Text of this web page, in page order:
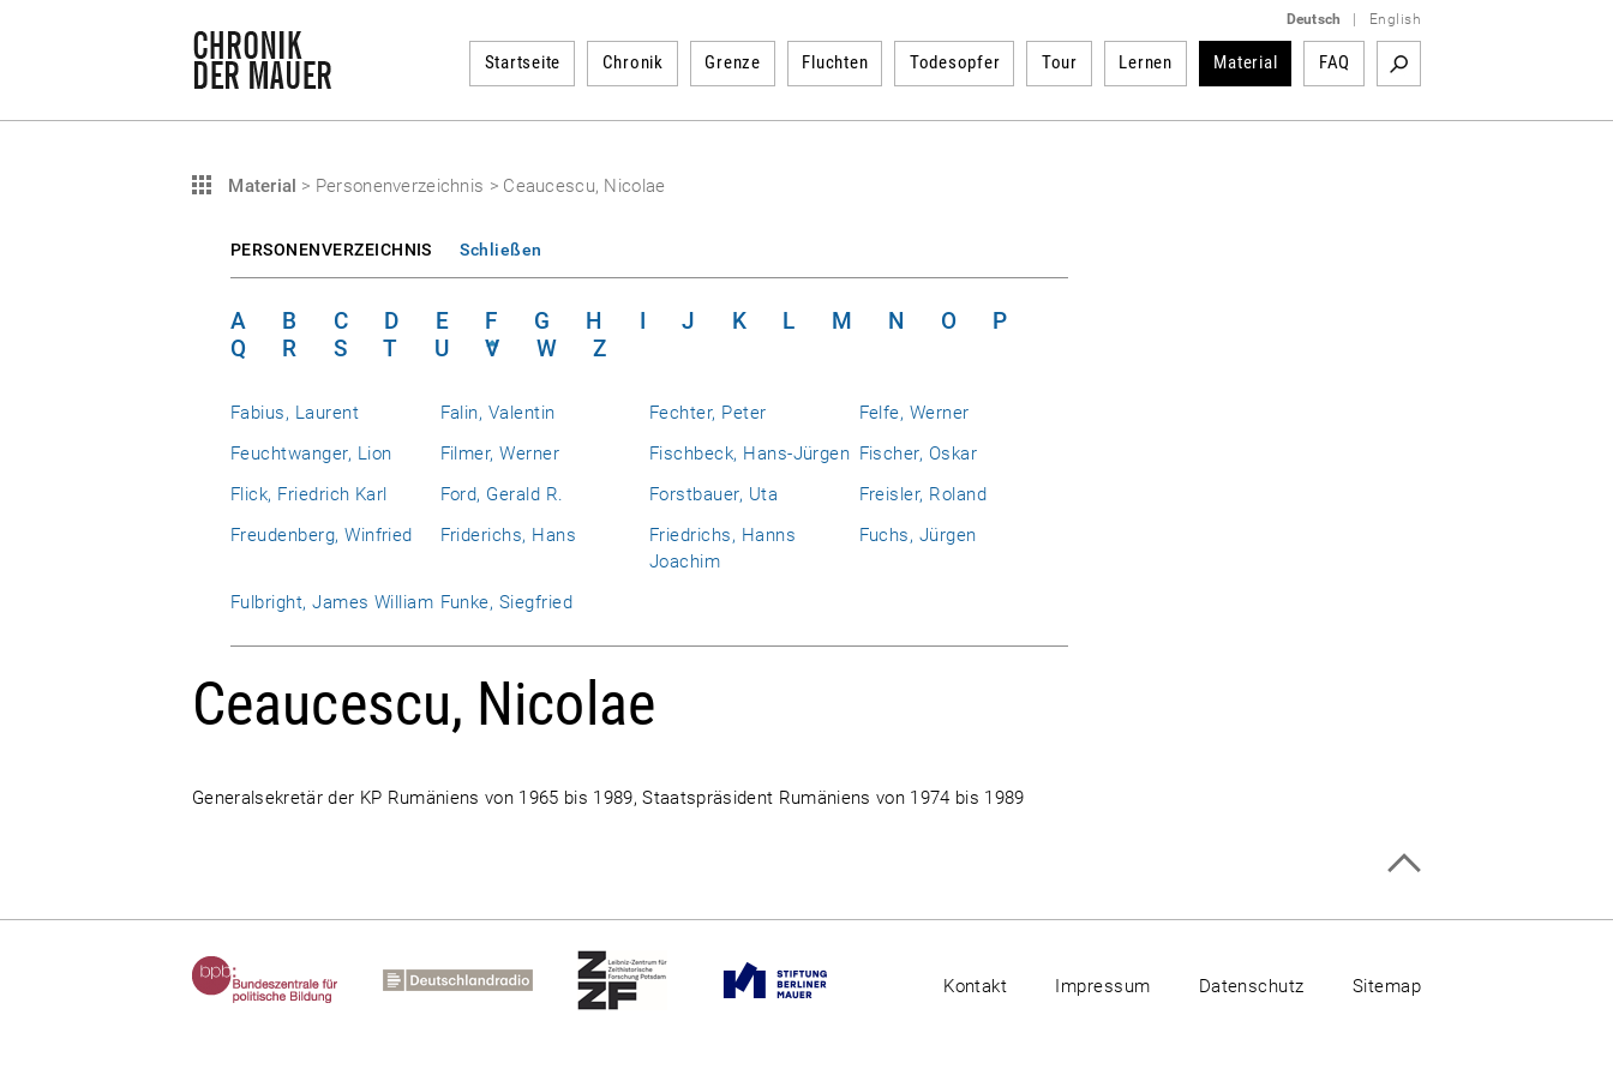
Deutsch English
Startseite Chronik Grenze Fluchten Todesopfer Tour Lernen Material FAQ
Material > Personenverzeichnis > Ceaucescu, Nicolae
PERSONENVERZEICHNIS Schließen
A B C D E F G H I J K L M N O
P
Q
R S T U V W Z
Fabius, Laurent Falin, Valentin Fechter, Peter
Felfe, Werner
Feuchtwanger, Lion
Filmer, Werner Fischbeck, Hans-Jürgen Fischer, Oskar
Flick, Friedrich Karl
Ford, Gerald R. Forstbauer, Uta
Freisler, Roland
Freudenberg, Winfried
Friderichs, Hans
Friedrichs, Hanns
Joachim
Fuchs, Jürgen
Fulbright, James William Funke, Siegfried
Ceaucescu, Nicolae
Generalsekretär der KP Rumäniens von 1965 bis 1989, Staatspräsident Rumäniens von 1974 bis 1989
Kontakt Impressum Datenschutz Sitemap